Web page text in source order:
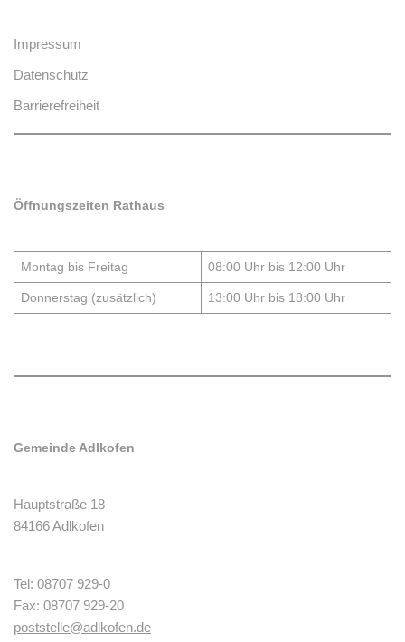
Impressum
Datenschutz
Barrierefreiheit
Öffnungszeiten Rathaus
Montag bis Freitag 08:00 Uhr bis 12:00 Uhr
Donnerstag (zusätzlich) 13:00 Uhr bis 18:00 Uhr
Gemeinde Adlkofen
Hauptstraße 18
84166 Adlkofen
Tel: 08707 929-0
Fax: 08707 929-20
poststelle@adlkofen.de